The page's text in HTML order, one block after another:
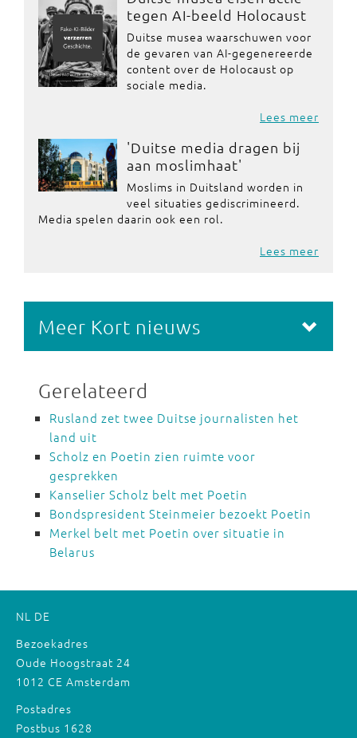
tegen AI-beeld Holocaust
Duitse musea waarschuwen voor
de gevaren van AI-gegenereerde
content over de Holocaust op
sociale media.
Lees meer
'Duitse media dragen bij
aan moslimhaat'
Moslims in Duitsland worden in
veel situaties gediscrimineerd.
Media spelen daarin ook een rol.
Lees meer
Meer Kort nieuws
Gerelateerd
Rusland zet twee Duitse journalisten het
land uit
Scholz en Poetin zien ruimte voor
gesprekken
Kanselier Scholz belt met Poetin
Bondspresident Steinmeier bezoekt Poetin
Merkel belt met Poetin over situatie in
Belarus
NL DE
Bezoekadres
Oude Hoogstraat 24
1012 CE Amsterdam
Postadres
Postbus 1628